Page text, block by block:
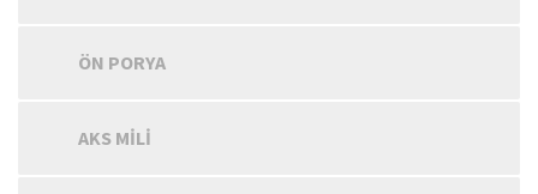
ÖN PORYA
AKS MILI